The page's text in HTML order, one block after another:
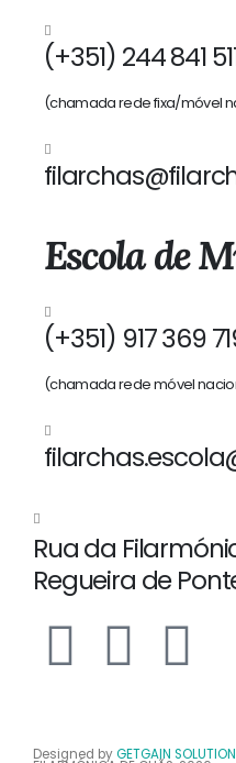
(+351) 244 841
(chamada rede fixa/móvel
Escola de
(+351) 917 369
(chamada rede móvel
Rua da
Regueira de
Designed byGETGAIN